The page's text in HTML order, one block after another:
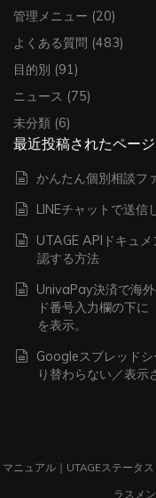
管理メニュー (20)
よくある質問 (483)
目的別 (91)
ニュース (75)
未分類 (6)
最近投稿されたページ
かんたん個別相談フ
LINEチャットで送信
UTAGE APIドキュ
認する方法
UnivaPay決済で海
ド番号入力欄の下に
を表示。
Googleスプレッド
り替わらない／表示
マニュアル ｜ UTAGEステータス
ラスメ